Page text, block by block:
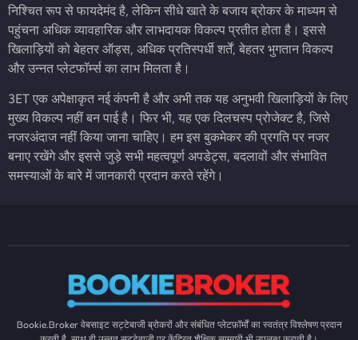
निश्चित रूप से फायदेमंद है, लेकिन सीधे खाते के बजाय ब्रोकर के माध्यम से
पहुंचना अधिक व्यावहारिक और लाभदायक विकल्प प्रतीत होता है। इससे
खिलाड़ियों को बेहतर ऑड्स, अधिक प्रतिस्पर्धी शर्तें, बेहतर भुगतान विकल्प
और उन्नत प्लेटफॉर्म्स का लाभ मिलता है।
3ET एक अपेक्षाकृत नई कंपनी है और अभी तक यह अनुभवी खिलाड़ियों के लिए
मुख्य विकल्प नहीं बन पाई है। फिर भी, यह एक दिलचस्प प्रोजेक्ट है, जिसे
नजरअंदाज नहीं किया जाना चाहिए। हम इस बुकमेकर की प्रगति पर नजर
बनाए रखेंगे और इससे जुड़े सभी महत्वपूर्ण अपडेट्स, बदलावों और संभावित
समस्याओं के बारे में जानकारी प्रदान करते रहेंगे।
Bookie.Broker वेबसाइट सट्टेबाजी ब्रोकरों और संबंधित प्लेटफ़ॉर्मों का स्वतंत्र विश्लेषण प्रदान